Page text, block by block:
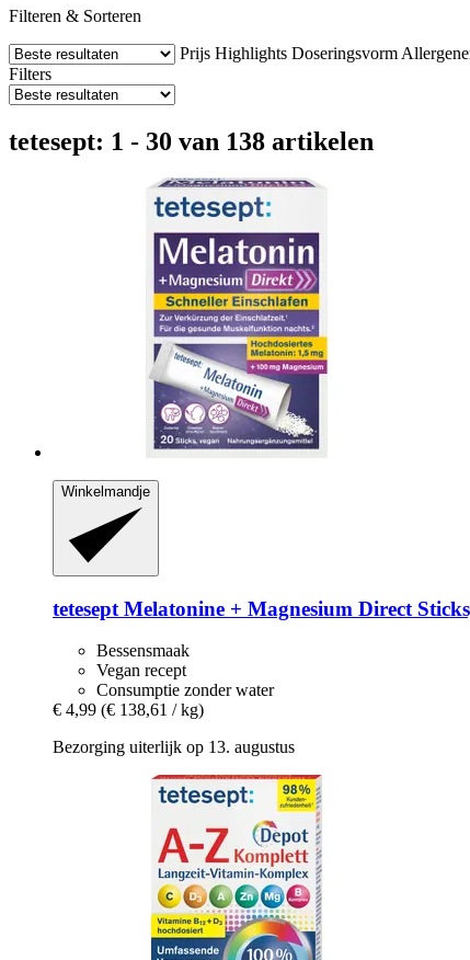
Filteren & Sorteren
Prijs Highlights Doseringsvorm
Filters
tetesept: 1 - 30 van 138 artikelen
Winkelmandje
tetesept Melatonine + Magnesium Direct
Bessensmaak
Vegan recept
Consumptie zonder water
€ 4,99 (€ 138,61 / kg)
Bezorging uiterlijk op 13. augustus